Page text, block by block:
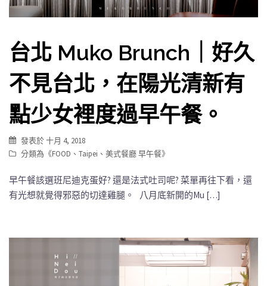
台北 Muko Brunch｜好久
不見台北，在陽光清新有
點少女裡度過早午餐。
發表於十月 4, 2018
分類為《FOOD 、 Taipei 、 美式餐廳 早午餐》
早午餐該選班尼迪克蛋好? 還是法式吐司呢? 菜單再往下看，還
有光想就覺得邪惡的切達雞腿。 八月底新開的Mu […]